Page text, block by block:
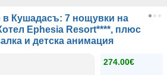
в Кушадасъ: 7 нощувки на
Ephesia Resort****, плюс
и детска анимация
274.00€